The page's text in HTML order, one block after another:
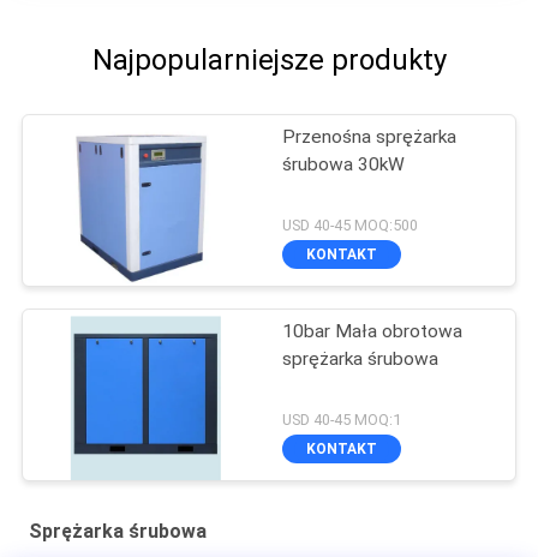
Najpopularniejsze produkty
Przenośna sprężarka
śrubowa 30kW
USD 40-45 MOQ:500
KONTAKT
10bar Mała obrotowa
sprężarka śrubowa
USD 40-45 MOQ:1
KONTAKT
Sprężarka śrubowa